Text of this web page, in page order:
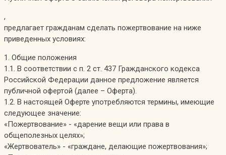
,
предлагает гражданам сделать пожертвование на ниже
приведенных условиях:
1. Общие положения
1.1. В соответствии с п. 2 ст. 437 Гражданского кодекса
Российской Федерации данное предложение является
публичной офертой (далее – Оферта).
1.2. В настоящей Оферте употребляются термины, имеющие
следующее значение:
«Пожертвование» - «дарение вещи или права в
общеполезных целях»;
«Жертвователь» - «граждане, делающие пожертвования»;